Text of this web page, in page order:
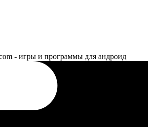
- игры и программы для андроид